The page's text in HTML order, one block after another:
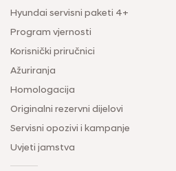
Hyundai servisni paketi 4+
Program vjernosti
Korisnički priručnici
Ažuriranja
Homologacija
Originalni rezervni dijelovi
Servisni opozivi i kampanje
Uvjeti jamstva